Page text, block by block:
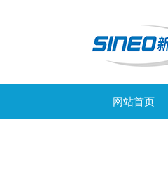
网站首页